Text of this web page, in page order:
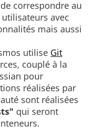
correspondre au
avec
mais aussi
utilise Git
couplé à la
pour
réalisées par
sont réalisées
qui seront